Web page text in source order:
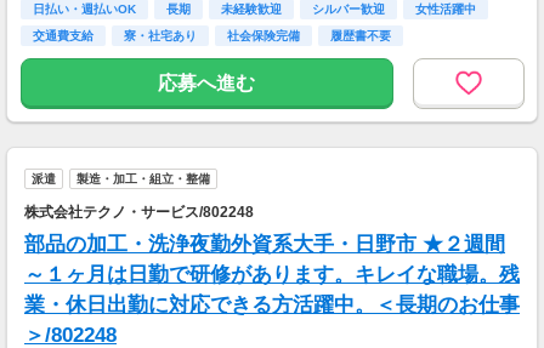
日払い・週払いOK 長期 未経験歓迎 シルバー歓迎
女性活躍中
交通費支給
寮・社宅あり 社会保険完備 履歴書不要
応募へ進む
派遣 製造・加工・組立・整備
株式会社テクノ・サービス/802248
部品の加工・洗浄夜勤外資系大手・日野市 ★２週間
～１ヶ月は日勤で研修があります。キレイな職場。残
業・休日出勤に対応できる方活躍中。＜長期のお仕事
＞/802248